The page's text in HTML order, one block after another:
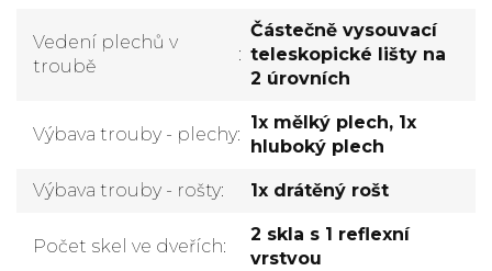
Vedení plechů v
troubě
:
Částečně vysouvací
teleskopické lišty na
2 úrovních
Výbava trouby - plechy:
1x mělký plech, 1x
hluboký plech
Výbava trouby - rošty: 1x drátěný rošt
Počet skel ve dveřích:
2 skla s 1 reflexní
vrstvou